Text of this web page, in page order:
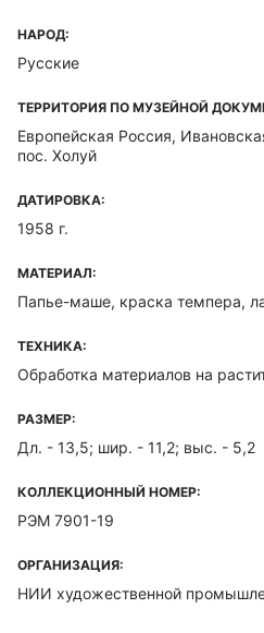
НАРОД:
Русские
ТЕРРИТОРИЯ ПО МУЗЕЙНОЙ
Европейская Россия,
пос. Холуй
ДАТИРОВКА:
1958 г.
МАТЕРИАЛ:
Папье-маше, краска темпера,
ТЕХНИКА:
Обработка материалов на
РАЗМЕР:
Дл. - 13,5; шир. - 11,2; выс. - 5,2
КОЛЛЕКЦИОННЫЙ НОМЕР:
РЭМ 7901-19
ОРГАНИЗАЦИЯ:
НИИ художественной